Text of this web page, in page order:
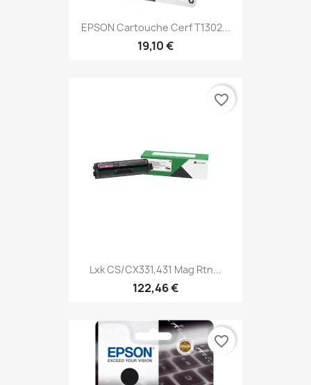
EPSON Cartouche Cerf T1302...
19,10 €
Lxk CS/CX331,431 Mag Rtn...
122,46 €
favorite_border
favorite_border